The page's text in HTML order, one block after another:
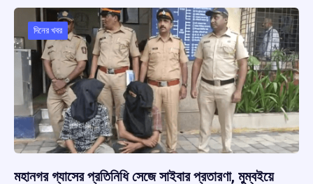
দিনের খবর
মহানগর গ্যাসের প্রতিনিধি সেজে সাইবার প্রতারণা, মুম্বইয়ে